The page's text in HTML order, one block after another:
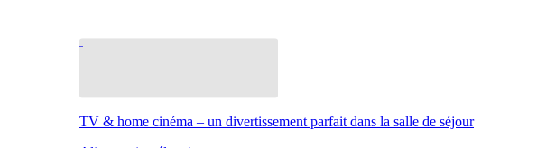
TV & home cinéma – un divertissement parfait dans la salle de séjour